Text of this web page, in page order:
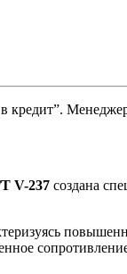
V-237 создана